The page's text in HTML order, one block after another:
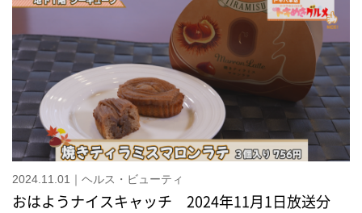
RMK スプリングコレクション2025RMK シンクロマティック アイシャ
ドウパレット 6,380円ロクシタンスノーシア ボディクリーム(ヴァイオ
レット) 125mL 4,730円 数量限定ロクシタンスノーシア ハンドクリ
ーム(ヴァイオレット)30mL 1,870円 150mL 4,070円 数量限定
SHISEIDOSHISEIDOフューチャーソリューション LX ユニバーサル ディ
フェンスＳ 11,550円ランコムジェニフィック アルティメ セラム 限
定 115mL 33,000円
2024.11.01｜ヘルス・ビューティ
おはようナイスキャッチ 2024年11月1日放送分